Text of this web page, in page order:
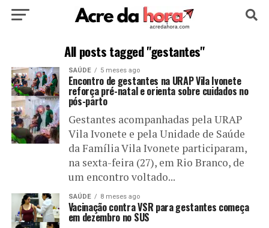
HOME POLÍTICA CULTURA ESPORTE
EDUCAÇÃO NOTÍCIA MUNDO
All posts tagged "gestantes"
SAÚDE 5 meses ago
Encontro de gestantes na URAP Vila Ivonete
reforça pré-natal e orienta sobre cuidados no
pós-parto
Gestantes acompanhadas pela URAP
Vila Ivonete e pela Unidade de Saúde
da Família Vila Ivonete participaram,
na sexta-feira (27), em Rio Branco, de
um encontro voltado...
SAÚDE 8 meses ago
Vacinação contra VSR para gestantes começa
em dezembro no SUS